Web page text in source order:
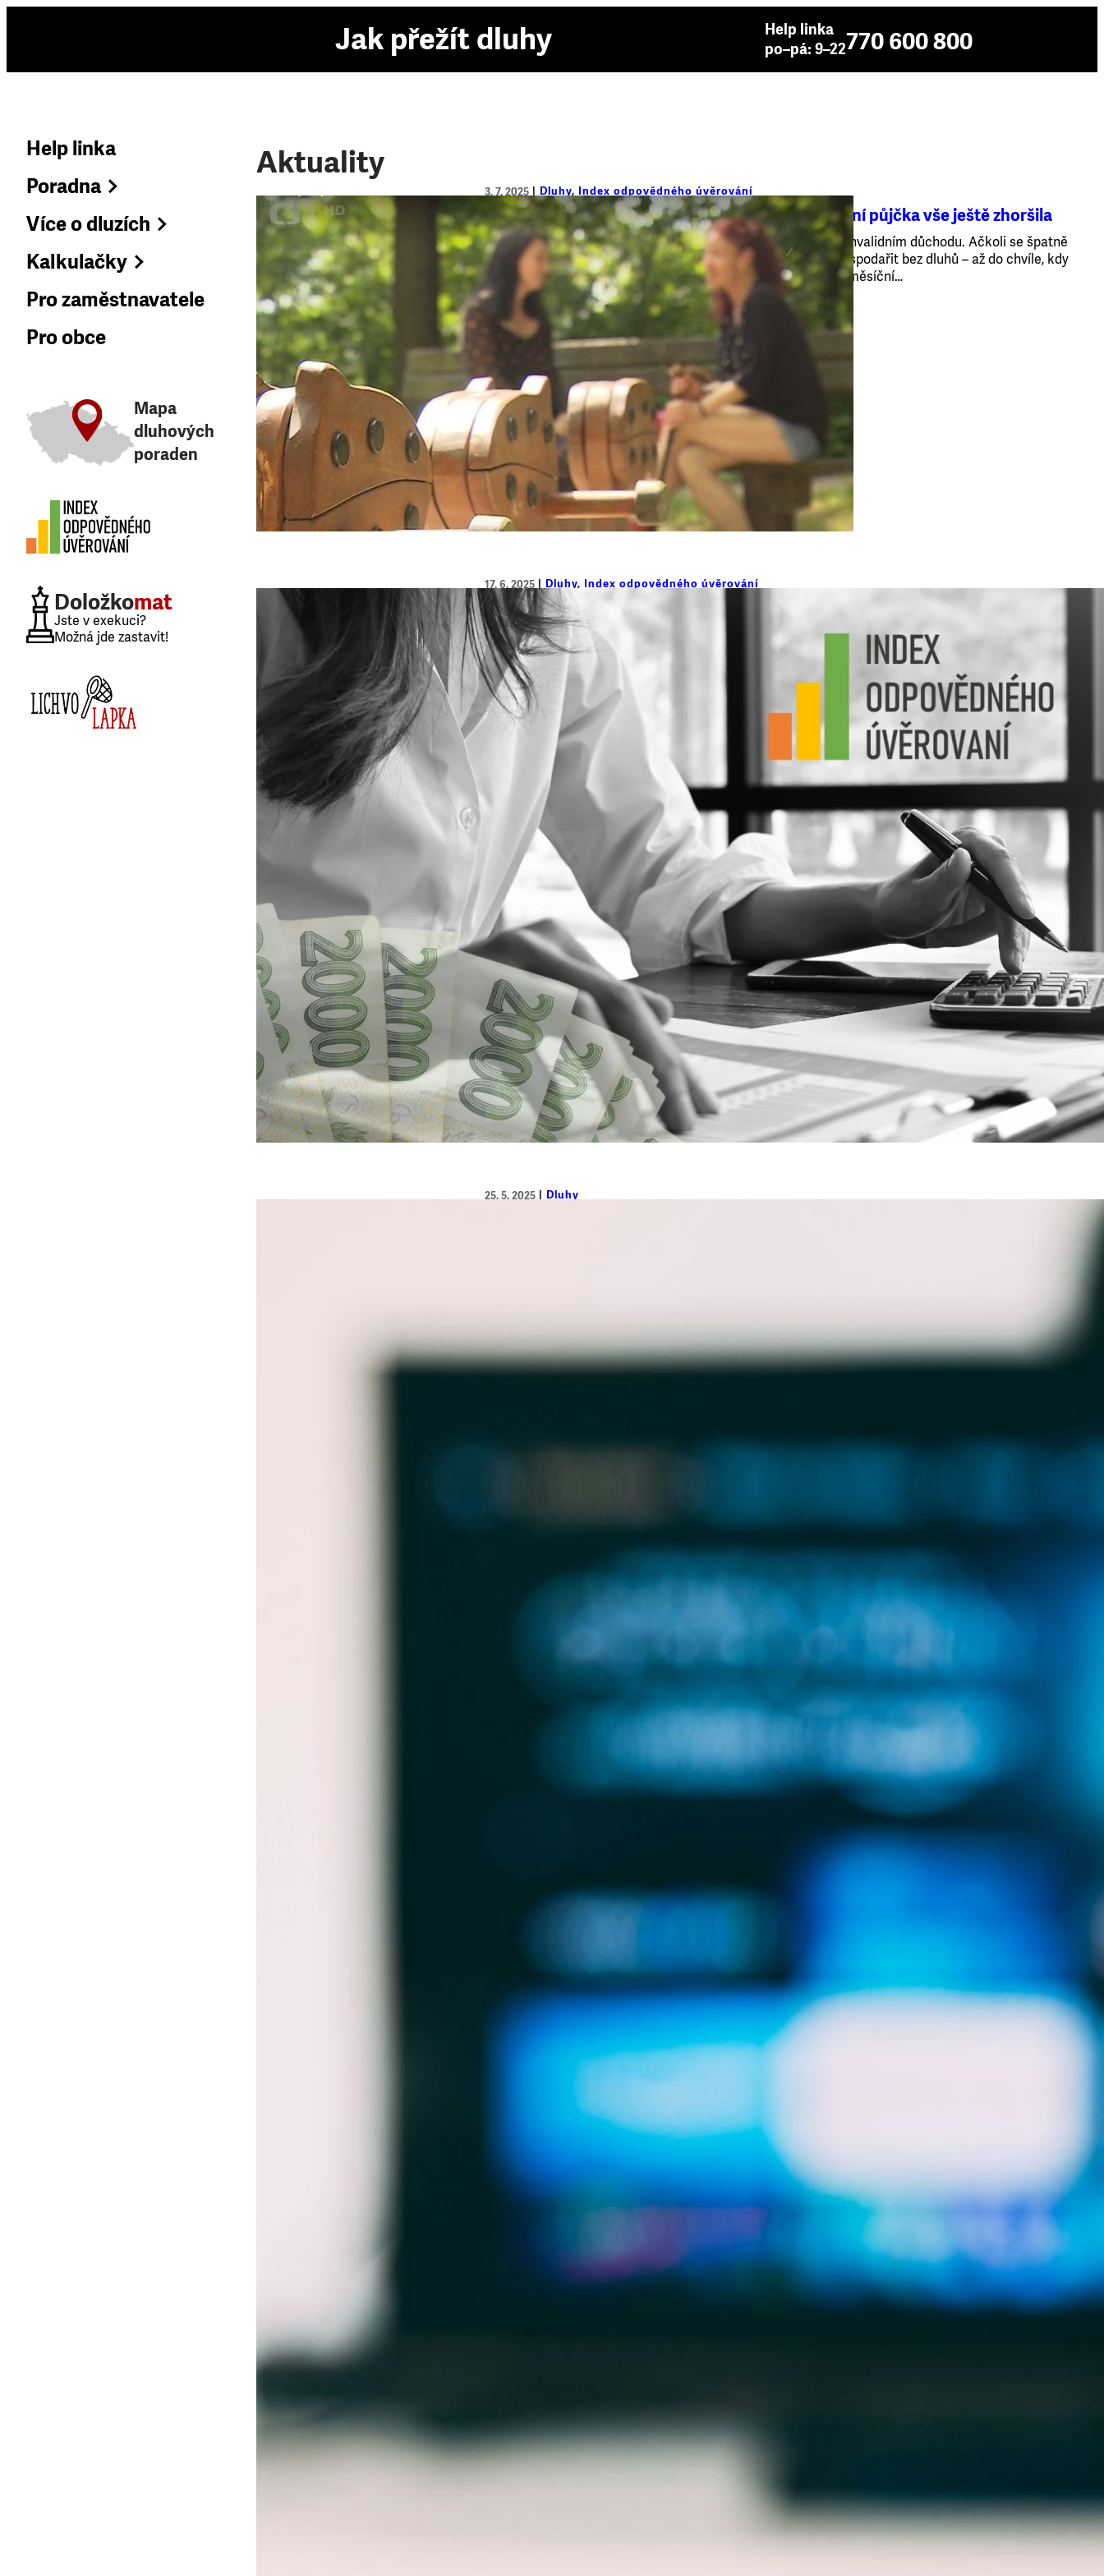
Jak přežít dluhy
Help linka
po–pá: 9–22770 600 800
Help linka
Poradna
Více o dluzích
Kalkulačky
Pro zaměstnavatele
Pro obce
Mapa
dluhových
poraden
Doložkomat
Jste v exekuci?
Možná jde zastavit!
Aktuality
3. 7. 2025 Dluhy, Index odpovědného úvěrování
Zdravotní problémy a výpadek příjmů. Nebankovní půjčka vše ještě zhoršila
Paní Jarmila* je kvůli degenerativnímu onemocnění páteře v invalidním důchodu. Ačkoli se špatně
pohybuje, přivydělává si úklidem. S partnerem léta zvládali hospodařit bez dluhů – až do chvíle, kdy
ho postihl infarkt. Výpadek příjmů, náklady na léky a několikaměsíční…
17. 6. 2025 Dluhy, Index odpovědného úvěrování
Za krátkodobé půjčky zaplatíte i tisíce korun, potvrzuje nový Index
odpovědného úvěrování
Na běžné výdaje si v uplynulém roce musela půjčit pětina lidí. Nejvíce zatěžující jsou položky za
potraviny a energie. Vyplývá to z aktuálního průzkumu agentury Ipsos pro Seznam Zprávy. Pro
krátkodobé překlenutí nedostatku financí lidé obvykle využívají povolené přečerpání…
25. 5. 2025 Dluhy